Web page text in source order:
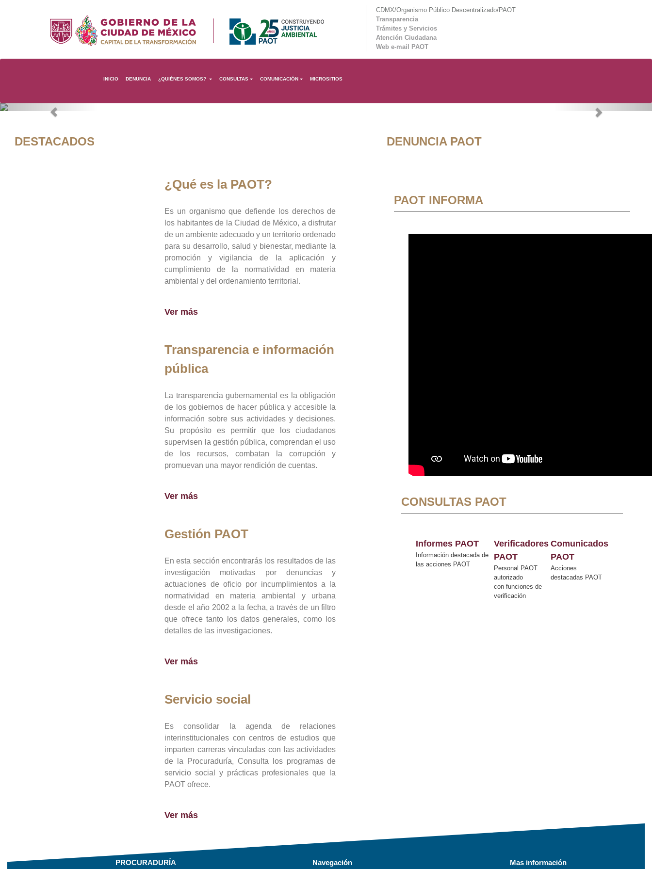
CDMX/Organismo Público Descentralizado/PAOT
Transparencia
Trámites y Servicios
Atención Ciudadana
Web e-mail PAOT
INICIO DENUNCIA ¿QUIÉNES SOMOS? CONSULTAS COMUNICACIÓN MICROSITIOS
Previous Next
DESTACADOS
¿Qué es la PAOT?
Es un organismo que defiende los derechos de
los habitantes de la Ciudad de México, a disfrutar
de un ambiente adecuado y un territorio ordenado
para su desarrollo, salud y bienestar, mediante la
promoción y vigilancia de la aplicación y
cumplimiento de la normatividad en materia
ambiental y del ordenamiento territorial.
Ver más
Transparencia e información
pública
La transparencia gubernamental es la obligación
de los gobiernos de hacer pública y accesible la
información sobre sus actividades y decisiones.
Su propósito es permitir que los ciudadanos
supervisen la gestión pública, comprendan el uso
de los recursos, combatan la corrupción y
promuevan una mayor rendición de cuentas.
Ver más
Gestión PAOT
En esta sección encontrarás los resultados de las
investigación motivadas por denuncias y
actuaciones de oficio por incumplimientos a la
normatividad en materia ambiental y urbana
desde el año 2002 a la fecha, a través de un filtro
que ofrece tanto los datos generales, como los
detalles de las investigaciones.
Ver más
Servicio social
Es consolidar la agenda de relaciones
interinstitucionales con centros de estudios que
imparten carreras vinculadas con las actividades
de la Procuraduría, Consulta los programas de
servicio social y prácticas profesionales que la
PAOT ofrece.
Ver más
DENUNCIA PAOT
PAOT INFORMA
CONSULTAS PAOT
Informes PAOT
Información destacada de
las acciones PAOT
Verificadores
PAOT
Personal PAOT
autorizado
con funciones de
verificación
Comunicados
PAOT
Acciones
destacadas PAOT
PROCURADURÍA Navegación Mas información